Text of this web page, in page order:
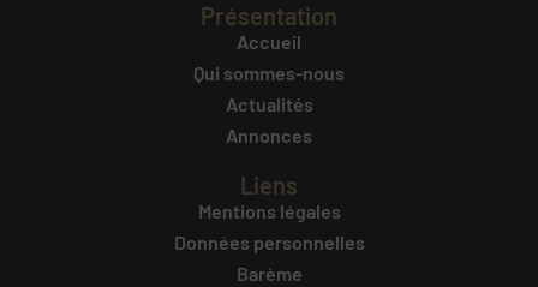
Présentation
Accueil
Qui sommes-nous
Actualités
Annonces
Liens
Mentions légales
Données personnelles
Barème